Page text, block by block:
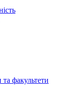
та факультети